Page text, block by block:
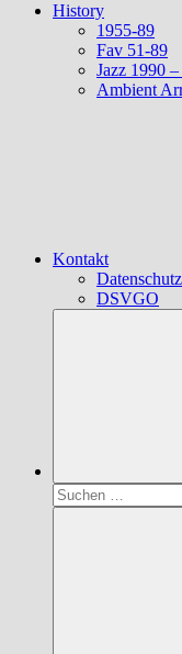
History
1955-89
Fav 51-89
Jazz 1990
Ambient
Kontakt
DSVGO
Suchen
nach: